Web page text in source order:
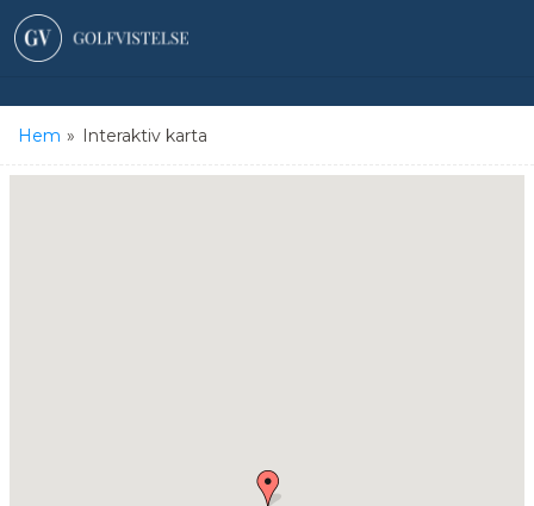
Hem » Interaktiv karta